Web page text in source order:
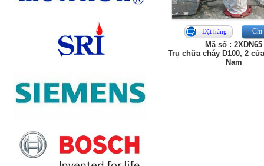
Đặt hàng Chi
Mã số : 2XDN65
Trụ chữa cháy D100, 2
Nam